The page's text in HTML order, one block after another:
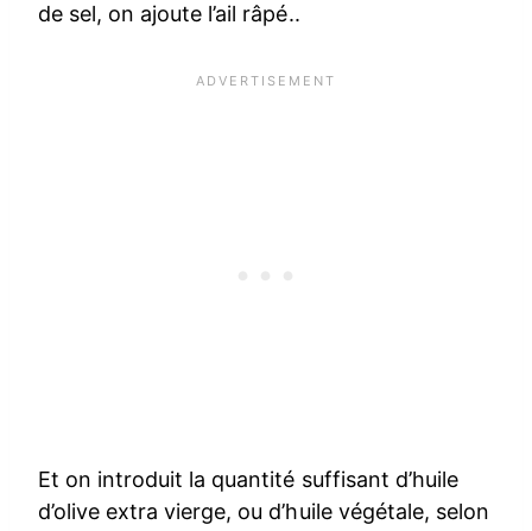
de sel, on ajoute l’ail râpé..
Et on introduit la quantité suffisant d’huile
d’olive extra vierge, ou d’huile végétale, selon